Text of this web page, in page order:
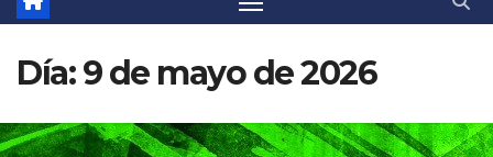
Día:9 de mayo de 2026